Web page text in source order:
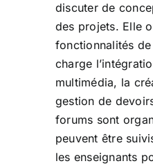
discuter de
des projets. Elle
fonctionnalités
charge
multimédia, la
gestion de
forums sont
peuvent être
les enseignants